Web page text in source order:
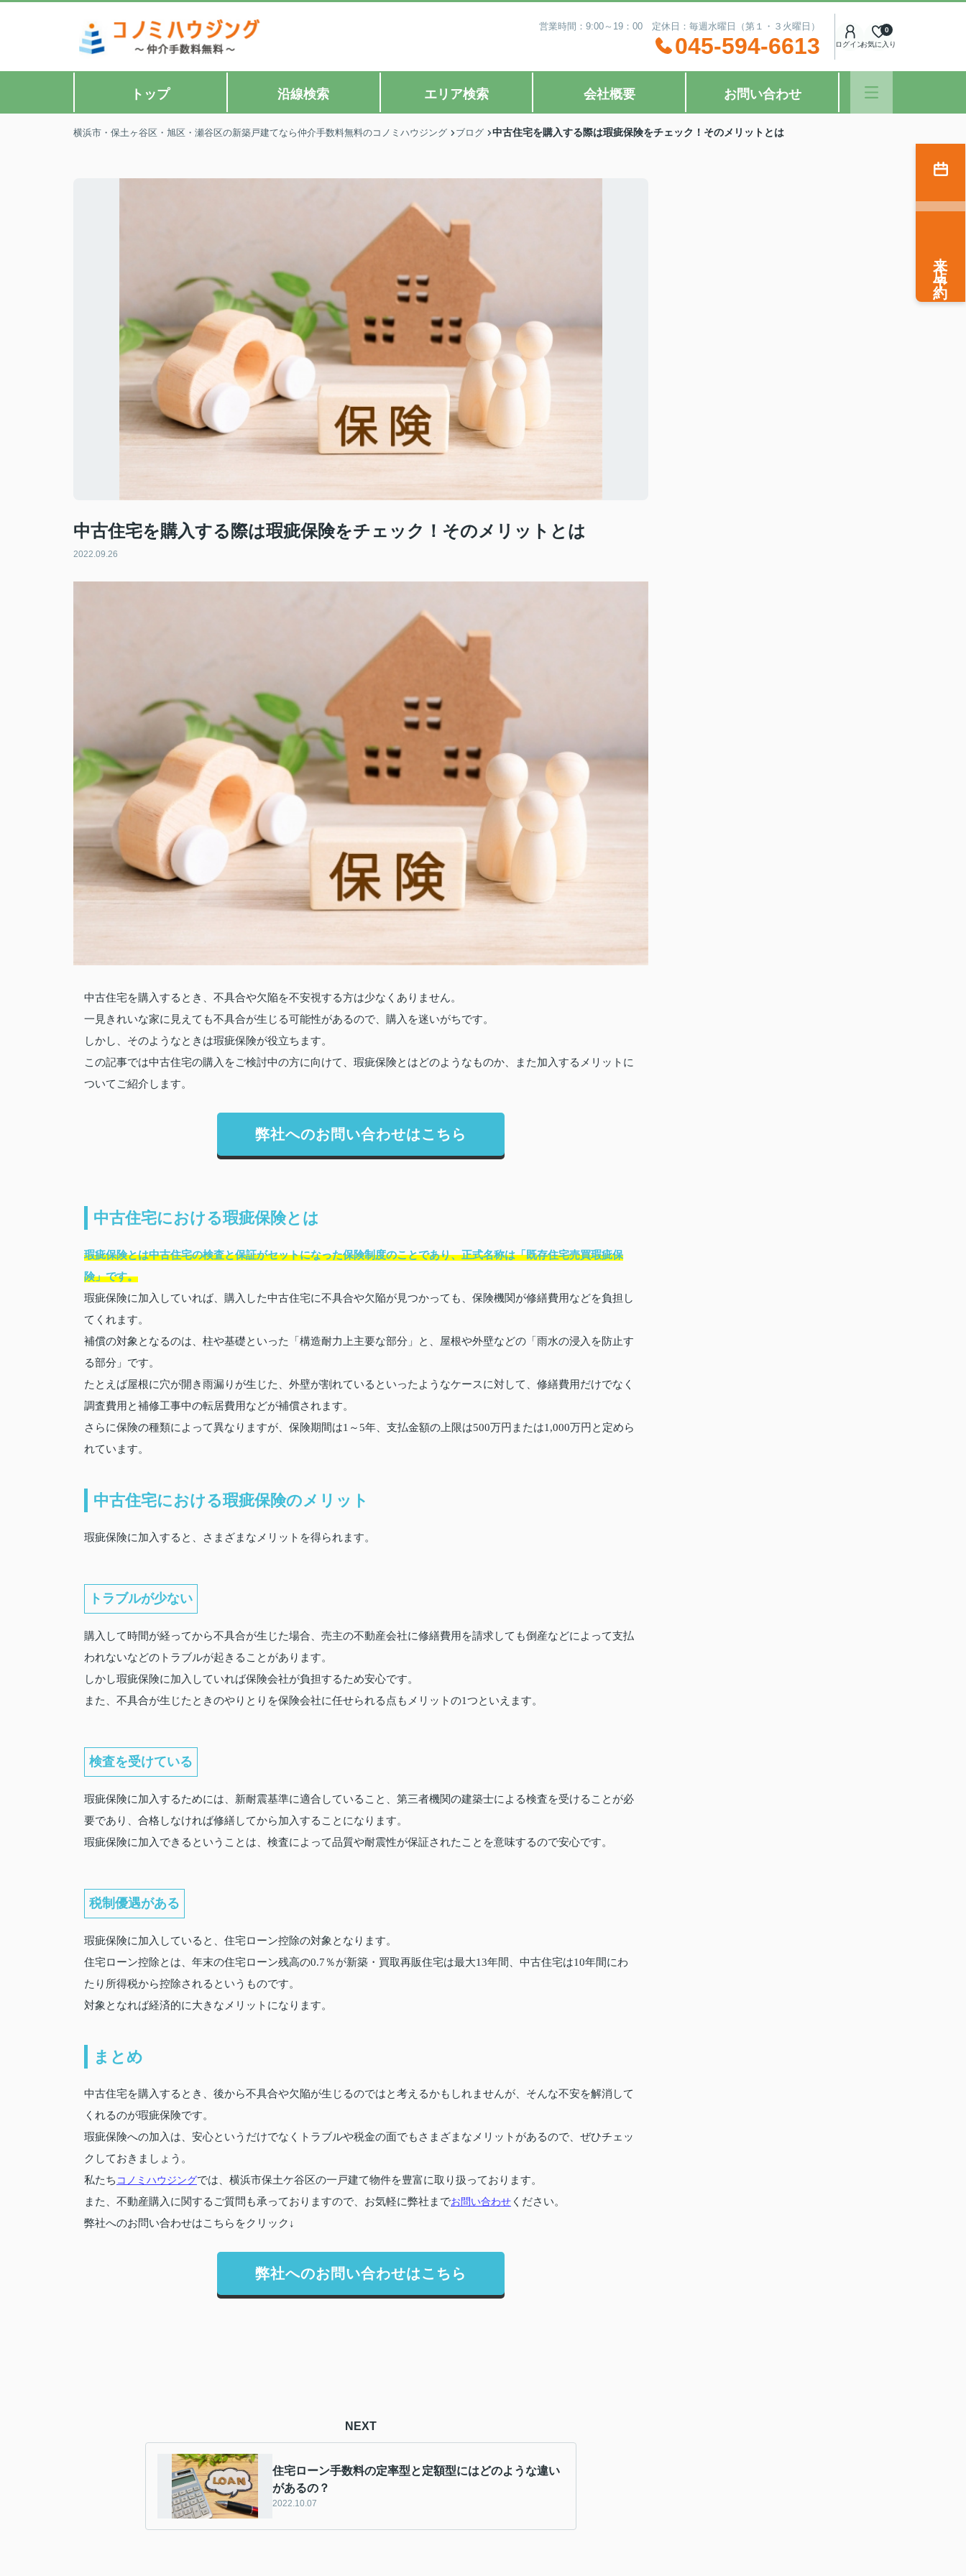
営業時間：9:00～19：00 定休日：毎週水曜日（第１・３火曜日）
045-594-6613 ログインお気に入り
0
トップ 沿線検索 エリア検索 会社概要 お問い合わせ
横浜市・保土ヶ谷区・旭区・瀬谷区の新築戸建てなら仲介手数料無料のコノミハウジング ブログ 中古住宅を購入する際は瑕疵保険をチェック！そのメリットとは
中古住宅を購入する際は瑕疵保険をチェック！そのメリットとは
2022.09.26
中古住宅を購入するとき、不具合や欠陥を不安視する方は少なくありません。
一見きれいな家に見えても不具合が生じる可能性があるので、購入を迷いがちです。
しかし、そのようなときは瑕疵保険が役立ちます。
この記事では中古住宅の購入をご検討中の方に向けて、瑕疵保険とはどのようなものか、また加入するメリットに
ついてご紹介します。
弊社へのお問い合わせはこちら
中古住宅における瑕疵保険とは
瑕疵保険とは中古住宅の検査と保証がセットになった保険制度のことであり、正式名称は「既存住宅売買瑕疵保
険」です。
瑕疵保険に加入していれば、購入した中古住宅に不具合や欠陥が見つかっても、保険機関が修繕費用などを負担し
てくれます。
補償の対象となるのは、柱や基礎といった「構造耐力上主要な部分」と、屋根や外壁などの「雨水の浸入を防止す
る部分」です。
たとえば屋根に穴が開き雨漏りが生じた、外壁が割れているといったようなケースに対して、修繕費用だけでなく
調査費用と補修工事中の転居費用などが補償されます。
さらに保険の種類によって異なりますが、保険期間は1～5年、支払金額の上限は500万円または1,000万円と定めら
れています。
中古住宅における瑕疵保険のメリット
瑕疵保険に加入すると、さまざまなメリットを得られます。
トラブルが少ない
購入して時間が経ってから不具合が生じた場合、売主の不動産会社に修繕費用を請求しても倒産などによって支払
われないなどのトラブルが起きることがあります。
しかし瑕疵保険に加入していれば保険会社が負担するため安心です。
また、不具合が生じたときのやりとりを保険会社に任せられる点もメリットの1つといえます。
検査を受けている
瑕疵保険に加入するためには、新耐震基準に適合していること、第三者機関の建築士による検査を受けることが必
要であり、合格しなければ修繕してから加入することになります。
瑕疵保険に加入できるということは、検査によって品質や耐震性が保証されたことを意味するので安心です。
税制優遇がある
瑕疵保険に加入していると、住宅ローン控除の対象となります。
住宅ローン控除とは、年末の住宅ローン残高の0.7％が新築・買取再販住宅は最大13年間、中古住宅は10年間にわ
たり所得税から控除されるというものです。
対象となれば経済的に大きなメリットになります。
まとめ
中古住宅を購入するとき、後から不具合や欠陥が生じるのではと考えるかもしれませんが、そんな不安を解消して
くれるのが瑕疵保険です。
瑕疵保険への加入は、安心というだけでなくトラブルや税金の面でもさまざまなメリットがあるので、ぜひチェッ
クしておきましょう。
私たち コノミハウジングでは、横浜市保土ケ谷区の一戸建て物件を豊富に取り扱っております。
また、不動産購入に関するご質問も承っておりますので、お気軽に弊社までお問い合わせ ください。
弊社へのお問い合わせはこちらをクリック↓
弊社へのお問い合わせはこちら
NEXT
住宅ローン手数料の定率型と定額型にはどのような違い
があるの？
2022.10.07
来店予約